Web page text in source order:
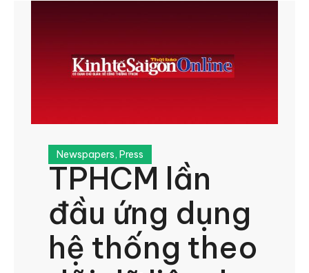
Newspapers, Press
TPHCM lần
đầu ứng dụng
hệ thống theo